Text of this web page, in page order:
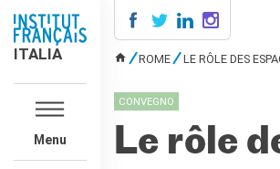
ITALIA
Menu
ITALIA
AGENDA
Coopération éducative
ROME LE RÔLE DES
CONVEGNO
Le rôle